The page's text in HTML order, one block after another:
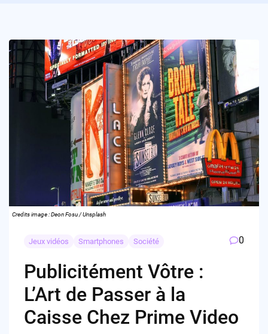
Credits image : Deon Fosu / Unsplash
Jeux vidéos Smartphones Société 0
Publicitément Vôtre :
L’Art de Passer à la
Caisse Chez Prime Video